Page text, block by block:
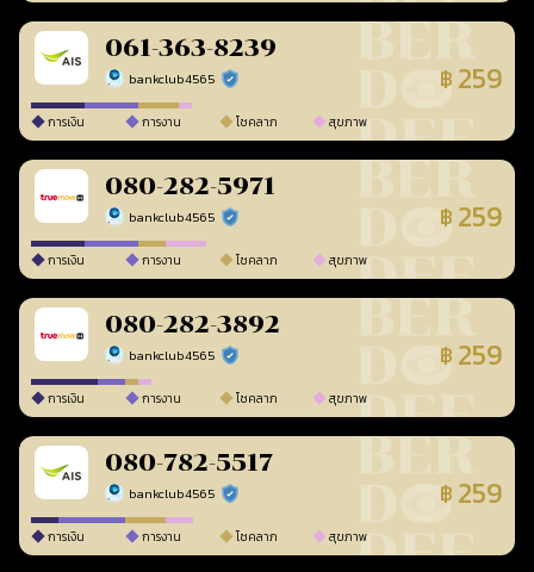
061-363-8239
bankclub4565 ร้านยืนยันแล้ว ฿ 259
การเงิน การงาน โชคลาภ สุขภาพ
080-282-5971
bankclub4565 ร้านยืนยันแล้ว ฿ 259
การเงิน การงาน โชคลาภ สุขภาพ
080-282-3892
bankclub4565 ร้านยืนยันแล้ว ฿ 259
การเงิน การงาน โชคลาภ สุขภาพ
080-782-5517
bankclub4565 ร้านยืนยันแล้ว ฿ 259
การเงิน การงาน โชคลาภ สุขภาพ